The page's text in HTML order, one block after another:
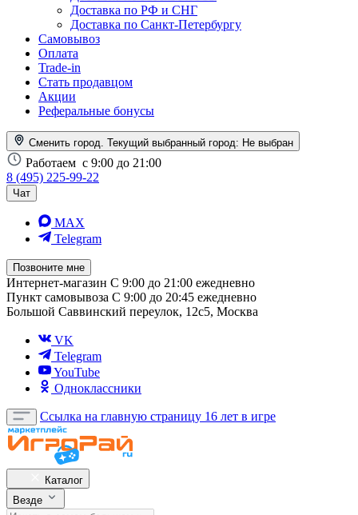
Доставка по РФ и СНГ
Доставка по Санкт-Петербургу
Самовывоз
Оплата
Trade-in
Стать продавцом
Акции
Реферальные бонусы
Сменить город. Текущий выбранный город: Не выбран
Работаем с 9:00 до 21:00
8 (495) 225-99-22
Чат
MAX
Telegram
Позвоните мне
Интернет-магазин С 9:00 до 21:00 ежедневно
Пункт самовывоза С 9:00 до 20:45 ежедневно
Большой Саввинский переулок, 12с5, Москва
VK
Telegram
YouTube
Одноклассники
Ссылка на главную страницу 16 лет в игре
Каталог
Везде